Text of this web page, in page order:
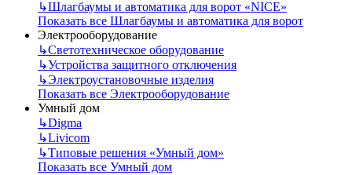
↳Шлагбаумы и автоматика для ворот «NICE»
Показать все Шлагбаумы и автоматика для ворот
Электрооборудование
↳Светотехническое оборудование
↳Устройства защитного отключения
↳Электроустановочные изделия
Показать все Электрооборудование
Умный дом
↳Digma
↳Livicom
↳Типовые решения «Умный дом»
Показать все Умный дом